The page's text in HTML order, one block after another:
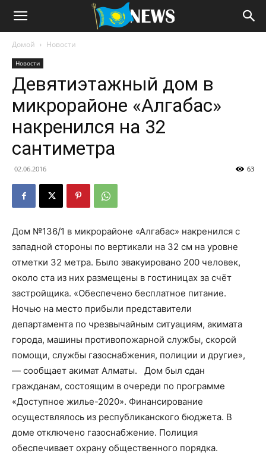
Домой Новости
Новости
Девятиэтажный дом в
микрорайоне «Алгабас»
накренился на 32
сантиметра
02.06.2016 63
Дом №136/1 в микрорайоне «Алгабас» накренился с
западной стороны по вертикали на 32 см на уровне
отметки 32 метра. Было эвакуировано 200 человек,
около ста из них размещены в гостиницах за счёт
застройщика. «Обеспечено бесплатное питание.
Ночью на место прибыли представители
департамента по чрезвычайным ситуациям, акимата
города, машины противопожарной службы, скорой
помощи, службы газоснабжения, полиции и другие»,
— сообщает акимат Алматы. Дом был сдан
гражданам, состоящим в очереди по программе
«Доступное жилье-2020». Финансирование
осуществлялось из республиканского бюджета. В
доме отключено газоснабжение. Полиция
обеспечивает охрану общественного порядка.